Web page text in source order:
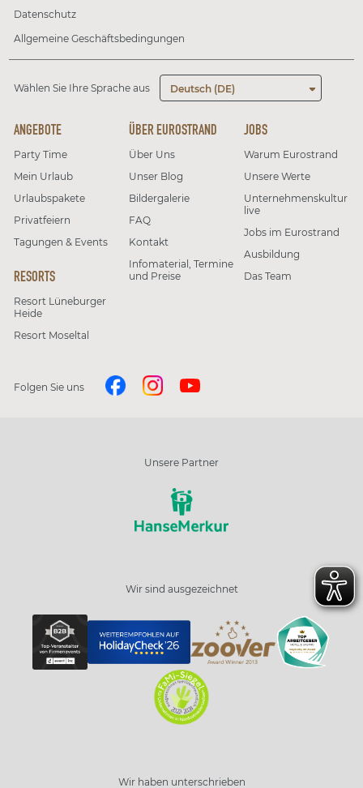
Datenschutz
Allgemeine Geschäftsbedingungen
Wählen Sie Ihre Sprache aus Deutsch (DE)
ANGEBOTE
Party Time
Mein Urlaub
Urlaubspakete
Privatfeiern
Tagungen & Events
RESORTS
Resort Lüneburger
Heide
Resort Moseltal
ÜBER EUROSTRAND
Über Uns
Unser Blog
Bildergalerie
FAQ
Kontakt
Infomaterial, Termine
und Preise
JOBS
Warum Eurostrand
Unsere Werte
Unternehmenskultur
live
Jobs im Eurostrand
Ausbildung
Das Team
Folgen Sie uns
Unsere Partner
Wir sind ausgezeichnet
Wir haben unterschrieben